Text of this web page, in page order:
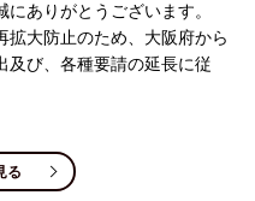
ありがとうございます。
拡大防止のため、大阪府から
及び、各種要請の延長に従
る